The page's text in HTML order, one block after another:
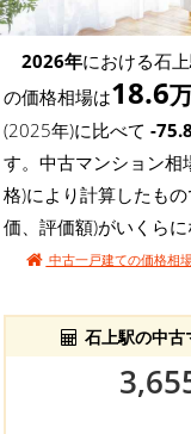
2026年における石
の価格相場は18.6
(2025年)に比べて -
す。中古マンション相
格)により計算したも
価、評価額)がいくらに
中古一戸建ての価格相
石上駅の中古